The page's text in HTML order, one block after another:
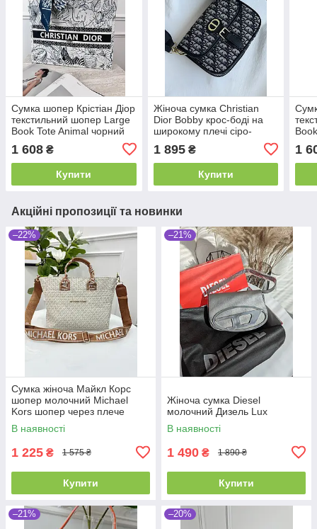
Сумка шопер Крістіан Діор
текстильний шопер Large
Book Tote Animal чорний
1 608 ₴
Купити
Жіноча сумка Christian
Dior Bobby крос-боді на
широкому плечі сіро-
Крістіан Діор
1 895₴
Купити
1
Акційні пропозиції та новинки
–22%
Сумка жіноча Майкл Корс
шопер молочний Michael
Kors шопер через плече
В наявності
1 225 ₴ 1 575 ₴
Купити
–21%
Жіноча сумка Diesel
молочний Дизель Lux
В наявності
1 490 ₴ 1 890 ₴
Купити
–21% –20%